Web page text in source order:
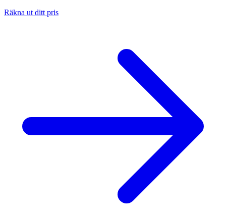
Räkna ut ditt pris